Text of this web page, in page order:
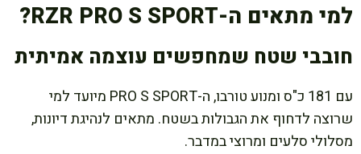
למי מתאים ה-RZR PRO S SPORT?
חובבי שטח שמחפשים עוצמה אמיתית
עם 181 כ"ס ומנוע טורבו, ה-PRO S SPORT מיועד למי
שרוצה לדחוף את הגבולות בשטח. מתאים לנהיגת דיונות,
מסלולי סלעים ומרוצי במדבר.